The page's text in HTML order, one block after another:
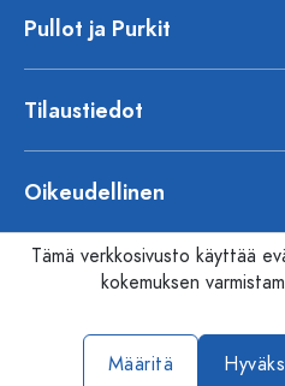
Pullot ja Purkit
Tilaustiedot
Oikeudellinen
Tämä verkkosivusto käyttää
kokemuksen
Määritä